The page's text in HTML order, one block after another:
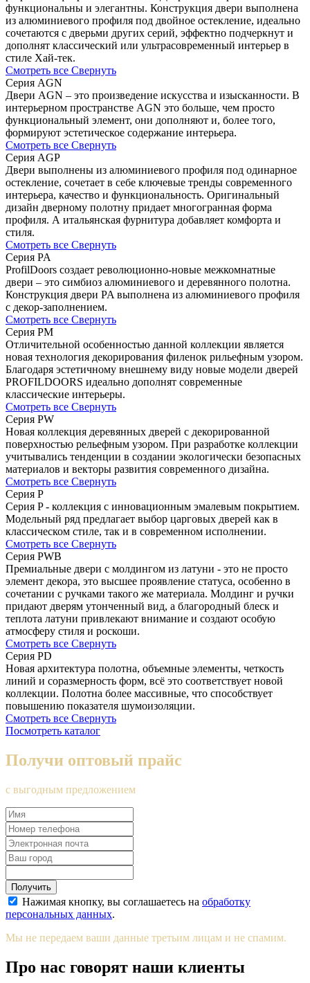
функциональны и элегантны. Конструкция двери выполнена
из алюминиевого профиля под двойное остекление, идеально
сочетаются с дверьми других серий, эффектно подчеркнут и
дополнят классический или ультрасовременный интерьер в
стиле Хай-тек.
Смотреть все Свернуть
Серия AGN
Двери AGN – это произведение искусства и изысканности. В
интерьерном пространстве AGN это больше, чем просто
функциональный элемент, они дополняют и, более того,
формируют эстетическое содержание интерьера.
Смотреть все Свернуть
Серия AGP
Двери выполнены из алюминиевого профиля под одинарное
остекление, сочетает в себе ключевые тренды современного
интерьера, качество и функциональность. Оригинальный
дизайн дверному полотну придает многогранная форма
профиля. А итальянская фурнитура добавляет комфорта и
стиля.
Смотреть все Свернуть
Серия PA
ProfilDoors создает революционно-новые межкомнатные
двери – это симбиоз алюминиевого и деревянного полотна.
Конструкция двери PA выполнена из алюминиевого профиля
с декор-заполнением.
Смотреть все Свернуть
Серия PM
Отличительной особенностью данной коллекции является
новая технология декорирования филенок рильефным узором.
Благодаря эстетичному внешнему виду новые модели дверей
PROFILDOORS идеально дополнят современные
классические интерьеры.
Смотреть все Свернуть
Серия PW
Новая коллекция деревянных дверей с декорированной
поверхностью рельефным узором. При разработке коллекции
учитывались тенденции в создании экологически безопасных
материалов и векторы развития современного дизайна.
Смотреть все Свернуть
Серия P
Серия P - коллекция с инновационным эмалевым покрытием.
Модельный ряд предлагает выбор царговых дверей как в
классическом стиле, так и в современном исполнении.
Смотреть все Свернуть
Серия PWB
Премиальные двери с молдингом из латуни - это не просто
элемент декора, это высшее проявление статуса, особенно в
сочетании с ручками такого же материала. Молдинг и ручки
придают дверям утонченный вид, а благородный блеск и
теплота латуни привлекают внимание и создают особую
атмосферу стиля и роскоши.
Смотреть все Свернуть
Серия PD
Новая архитектура полотна, объемные элементы, четкость
линий и соразмерность форм, всё это соответствует новой
коллекции. Полотна более массивные, что способствует
повышению показателя шумоизоляции.
Смотреть все Свернуть
Посмотреть каталог
Получи оптовый прайс
с выгодным предложением
Получить
Нажимая кнопку, вы соглашаетесь на обработку
персональных данных.
Мы не передаем ваши данные третьим лицам и не спамим.
Про нас говорят наши клиенты